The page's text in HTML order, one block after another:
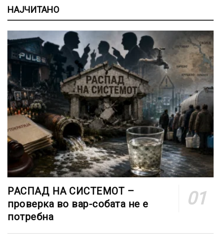
НАЈЧИТАНО
РАСПАД НА СИСТЕМОТ –
проверка во вар-собата не е
потребна